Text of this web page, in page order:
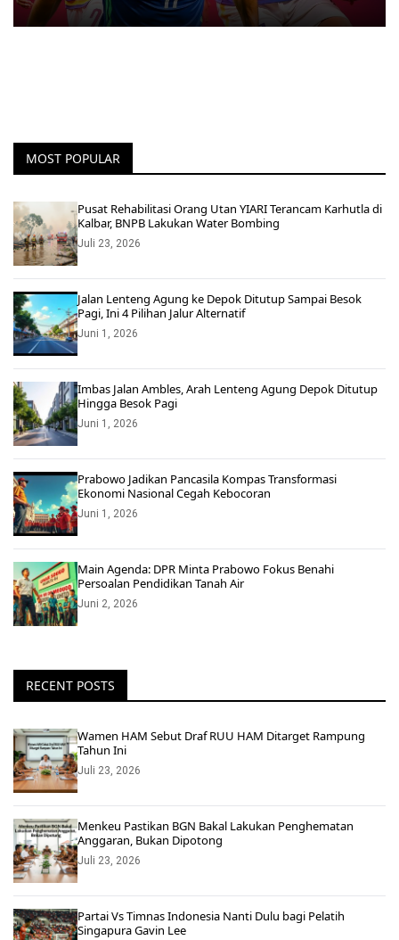
MOST POPULAR
Pusat Rehabilitasi Orang Utan YIARI Terancam Karhutla di
Kalbar, BNPB Lakukan Water Bombing
Juli 23, 2026
Jalan Lenteng Agung ke Depok Ditutup Sampai Besok
Pagi, Ini 4 Pilihan Jalur Alternatif
Juni 1, 2026
Imbas Jalan Ambles, Arah Lenteng Agung Depok Ditutup
Hingga Besok Pagi
Juni 1, 2026
Prabowo Jadikan Pancasila Kompas Transformasi
Ekonomi Nasional Cegah Kebocoran
Juni 1, 2026
Main Agenda: DPR Minta Prabowo Fokus Benahi
Persoalan Pendidikan Tanah Air
Juni 2, 2026
RECENT POSTS
Wamen HAM Sebut Draf RUU HAM Ditarget Rampung
Tahun Ini
Juli 23, 2026
Menkeu Pastikan BGN Bakal Lakukan Penghematan
Anggaran, Bukan Dipotong
Juli 23, 2026
Partai Vs Timnas Indonesia Nanti Dulu bagi Pelatih
Singapura Gavin Lee